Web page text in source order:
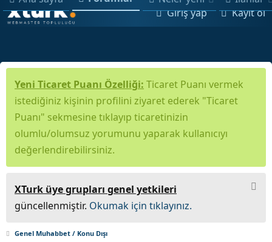
Giriş yap Kayıt ol
Yeni Ticaret Puanı Özelliği: Ticaret Puanı vermek
istediğiniz kişinin profilini ziyaret ederek "Ticaret
Puanı" sekmesine tıklayıp ticaretinizin
olumlu/olumsuz yorumunu yaparak kullanıcıyı
değerlendirebilirsiniz.
XTurk üye grupları genel yetkileri
güncellenmiştir. Okumak için tıklayınız.
Genel Muhabbet / Konu Dışı